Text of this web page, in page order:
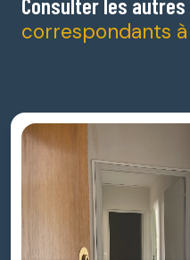
Consulter les autres
correspondants